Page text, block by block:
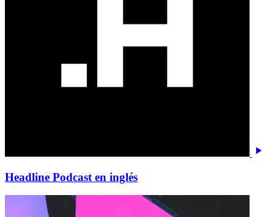
Headline Podcast en inglés